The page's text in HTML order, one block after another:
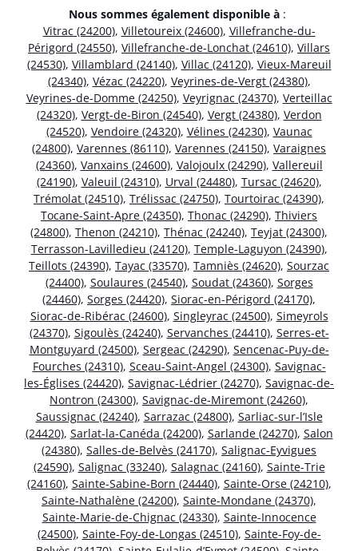
Nous sommes également disponible à :
Vitrac (24200), Villetoureix (24600), Villefranche-du-
Périgord (24550), Villefranche-de-Lonchat (24610), Villars
(24530), Villamblard (24140), Villac (24120), Vieux-Mareuil
(24340), Vézac (24220), Veyrines-de-Vergt (24380),
Veyrines-de-Domme (24250), Veyrignac (24370), Verteillac
(24320), Vergt-de-Biron (24540), Vergt (24380), Verdon
(24520), Vendoire (24320), Vélines (24230), Vaunac
(24800), Varennes (86110), Varennes (24150), Varaignes
(24360), Vanxains (24600), Valojoulx (24290), Vallereuil
(24190), Valeuil (24310), Urval (24480), Tursac (24620),
Trémolat (24510), Trélissac (24750), Tourtoirac (24390),
Tocane-Saint-Apre (24350), Thonac (24290), Thiviers
(24800), Thenon (24210), Thénac (24240), Teyjat (24300),
Terrasson-Lavilledieu (24120), Temple-Laguyon (24390),
Teillots (24390), Tayac (33570), Tamniès (24620), Sourzac
(24400), Soulaures (24540), Soudat (24360), Sorges
(24460), Sorges (24420), Siorac-en-Périgord (24170),
Siorac-de-Ribérac (24600), Singleyrac (24500), Simeyrols
(24370), Sigoulès (24240), Servanches (24410), Serres-et-
Montguyard (24500), Sergeac (24290), Sencenac-Puy-de-
Fourches (24310), Sceau-Saint-Angel (24300), Savignac-
les-Églises (24420), Savignac-Lédrier (24270), Savignac-de-
Nontron (24300), Savignac-de-Miremont (24260),
Saussignac (24240), Sarrazac (24800), Sarliac-sur-l’Isle
(24420), Sarlat-la-Canéda (24200), Sarlande (24270), Salon
(24380), Salles-de-Belvès (24170), Salignac-Eyvigues
(24590), Salignac (33240), Salagnac (24160), Sainte-Trie
(24160), Sainte-Sabine-Born (24440), Sainte-Orse (24210),
Sainte-Nathalène (24200), Sainte-Mondane (24370),
Sainte-Marie-de-Chignac (24330), Sainte-Innocence
(24500), Sainte-Foy-de-Longas (24510), Sainte-Foy-de-